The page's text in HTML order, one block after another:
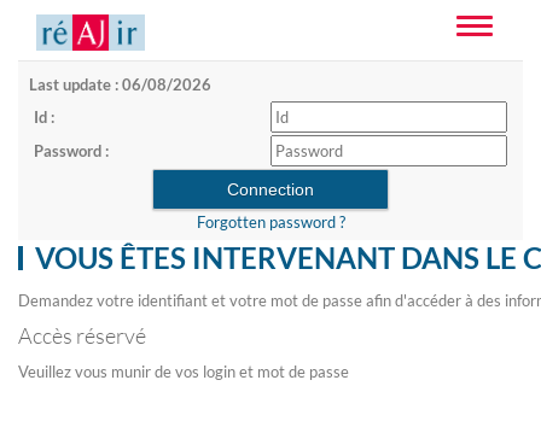
Toggle
Last update : 06/08/2026
Id :
Password :
Forgotten password ?
VOUS ÊTES INTERVENANT DANS LE
Demandez votre identifiant et votre mot de passe afin d'accéder à des
Accès réservé
Veuillez vous munir de vos login et mot de passe